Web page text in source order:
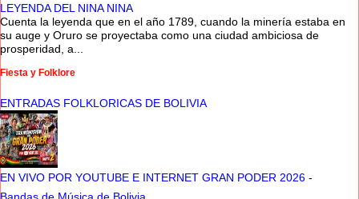
LEYENDA DEL NINA NINA
Cuenta la leyenda que en el año 1789, cuando la minería estaba en
su auge y Oruro se proyectaba como una ciudad ambiciosa de
prosperidad, a...
Fiesta y Folklore
ENTRADAS FOLKLORICAS DE BOLIVIA
EN VIVO POR YOUTUBE E INTERNET GRAN PODER 2026 -